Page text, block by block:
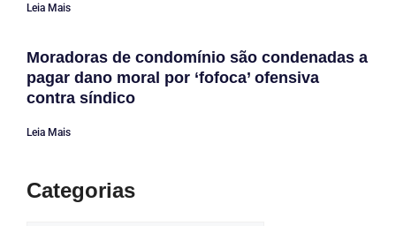
Leia Mais
Moradoras de condomínio são condenadas a
pagar dano moral por ‘fofoca’ ofensiva
contra síndico
Leia Mais
Categorias